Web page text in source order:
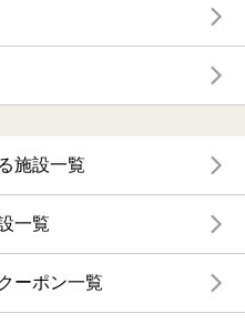
施設一覧
一覧
ーポン一覧